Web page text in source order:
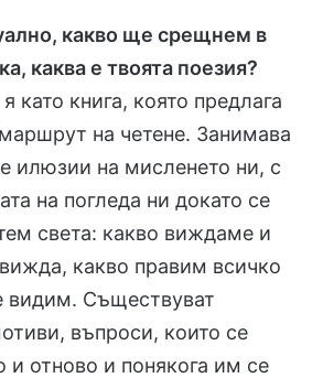
какво ще срещнем в
каква е твоята поезия?
като книга, която предлага
на четене. Занимава
илюзии на мисленето ни, с
на погледа ни докато се
света: какво виждаме и
какво правим всичко
видим. Съществуват
въпроси, които се
и отново и понякога им се